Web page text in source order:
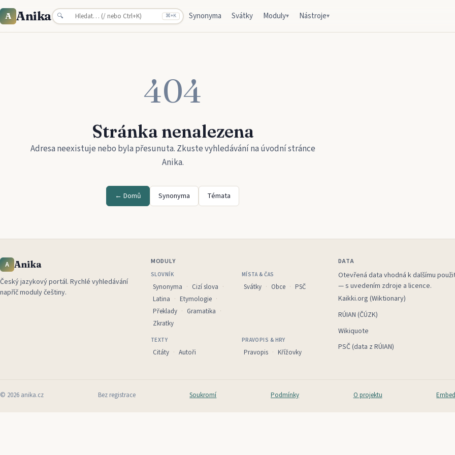
A Anika 🔍 ⌘+K Synonyma Svátky Moduly▾ Nástroje▾
404
Stránka nenalezena
Adresa neexistuje nebo byla přesunuta. Zkuste vyhledávání na úvodní stránce
Anika.
← Domů Synonyma Témata
A Anika
Český jazykový portál. Rychlé vyhledávání
napříč moduly češtiny.
MODULY
SLOVNÍK
Synonyma
Cizí slova
Latina
Etymologie
Překlady
Gramatika
Zkratky
MÍSTA & ČAS
Svátky Obce PSČ
TEXTY
Citáty Autoři
PRAVOPIS & HRY
Pravopis Křížovky
DATA
Otevřená data vhodná k dalšímu
— s uvedením zdroje a licence.
Kaikki.org (Wiktionary)
RÚIAN (ČÚZK)
Wikiquote
PSČ (data z RÚIAN)
© 2026 anika.cz Bez registrace Soukromí Podmínky O projektu